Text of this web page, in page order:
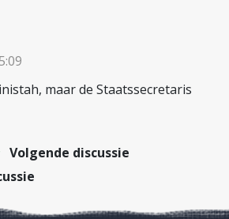
maar de Staatssecretaris
Volgende discussie